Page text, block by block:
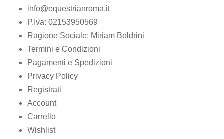
info@equestrianroma.it
P.Iva: 02153950569
Ragione Sociale: Miriam Boldrini
Termini e Condizioni
Pagamenti e Spedizioni
Privacy Policy
Registrati
Account
Carrello
Wishlist